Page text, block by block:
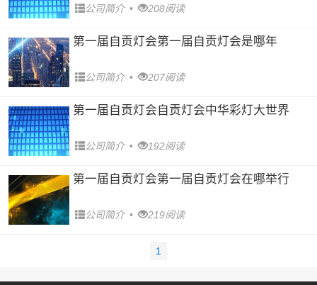
公司简介 • 208阅读
第一届自贡灯会第一届自贡灯会是哪年
公司简介 • 207阅读
第一届自贡灯会自贡灯会中华彩灯大世界
公司简介 • 192阅读
第一届自贡灯会第一届自贡灯会在哪举行
公司简介 • 219阅读
1